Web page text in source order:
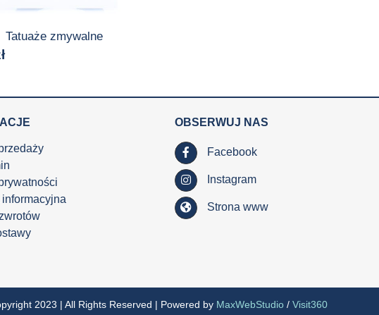
Tatuaże zmywalne
OBSERWUJ NAS
Facebook
Instagram
Strona www
2023 | All Rights Reserved | Powered by MaxWebStudio/ Visit360